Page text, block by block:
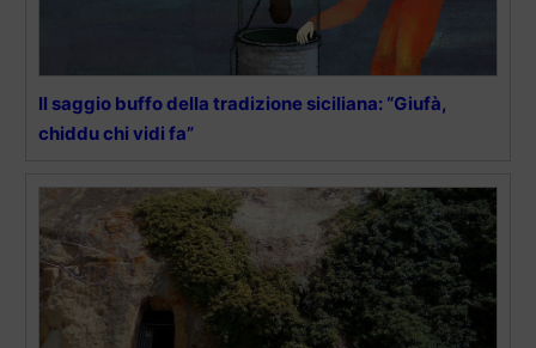
Il saggio buffo della tradizione siciliana: “Giufà,
chiddu chi vidi fa”